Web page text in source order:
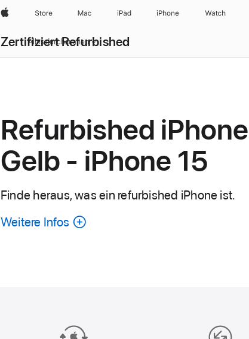
Apple Store Mac iPad iPhone Watch
Zertifiziert Refurbished
Alles durchsuchen
Refurbished
Gelb - iPhone 15
Finde heraus, was ein refurbished iPhone ist.
Weitere Infos